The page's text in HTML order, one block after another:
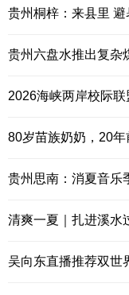
贵州桐梓：来县里 避
贵州六盘水推出复杂
2026海峡两岸校际
80岁苗族奶奶，20年
贵州思南：消夏音乐
清爽一夏｜扎进溪水
吴向东直播推荐双世